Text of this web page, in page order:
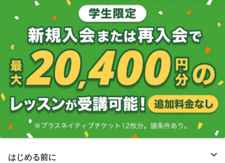
はじめる前に